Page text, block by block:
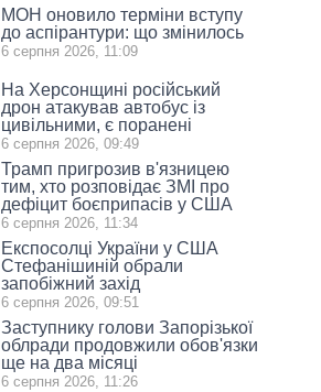
МОН оновило терміни вступу
до аспірантури: що змінилось
6 серпня 2026, 11:09
На Херсонщині російський
дрон атакував автобус із
цивільними, є поранені
6 серпня 2026, 09:49
Трамп пригрозив в'язницею
тим, хто розповідає ЗМІ про
дефіцит боєприпасів у США
6 серпня 2026, 11:34
Експосолці України у США
Стефанішиній обрали
запобіжний захід
6 серпня 2026, 09:51
Заступнику голови Запорізької
облради продовжили обов'язки
ще на два місяці
6 серпня 2026, 11:26